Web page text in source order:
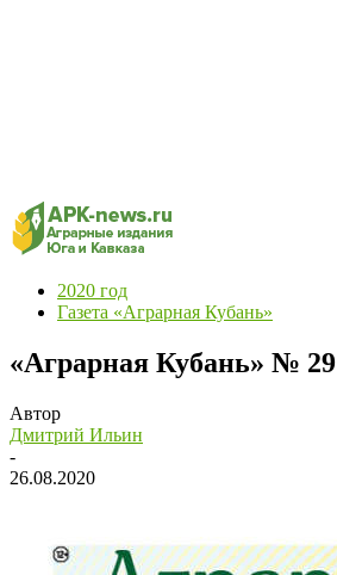
2020 год
Газета «Аграрная Кубань»
«Аграрная Кубань» № 29
Автор
Дмитрий Ильин
-
26.08.2020